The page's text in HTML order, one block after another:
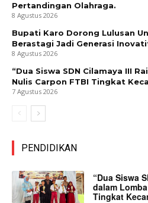
Pertandingan Olahraga.
8 Agustus 2026
Bupati Karo Dorong Lulusan
Berastagi Jadi Generasi
8 Agustus 2026
“Dua Siswa SDN Cilamaya III
Nulis Carpon FTBI Tingkat
7 Agustus 2026
PENDIDIKAN
“Dua Siswa
dalam
Tingkat